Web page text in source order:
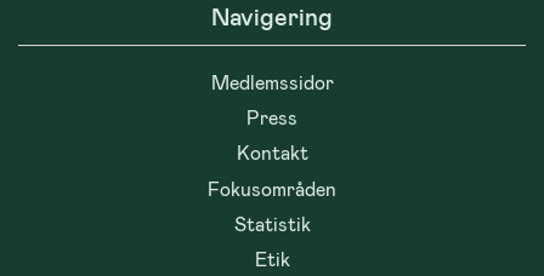
Navigering
Medlemssidor
Press
Kontakt
Fokusområden
Statistik
Etik